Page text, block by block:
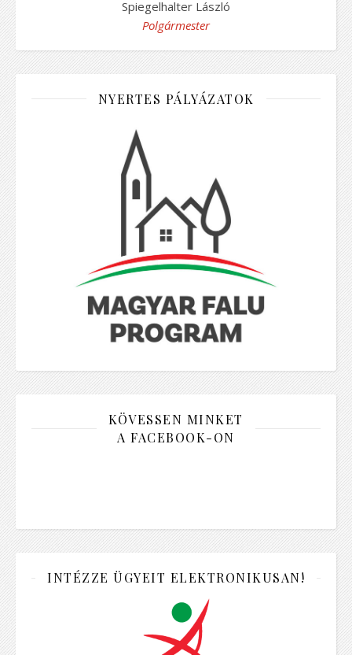
Spiegelhalter László
Polgármester
NYERTES PÁLYÁZATOK
KÖVESSEN MINKET
A FACEBOOK-ON
INTÉZZE ÜGYEIT ELEKTRONIKUSAN!